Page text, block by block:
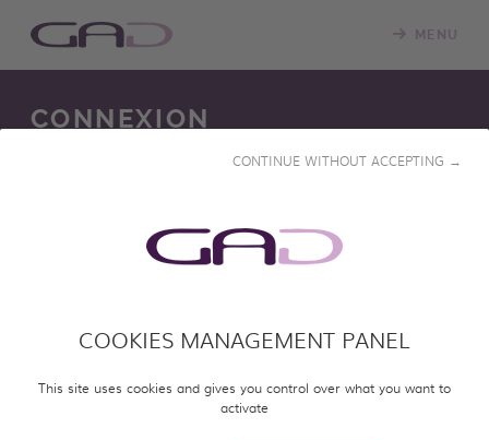
COOKIES MANAGEMENT PANEL
This site uses cookies and gives you control over what you want to
activate
CONTINUE WITHOUT ACCEPTING →
MENU
CONNEXION
Nous mettons constamment à jour notre salle de
projection en ligne avec de nouveaux programmes.
Veuillez vous connecter pour accéder à notre catalogue